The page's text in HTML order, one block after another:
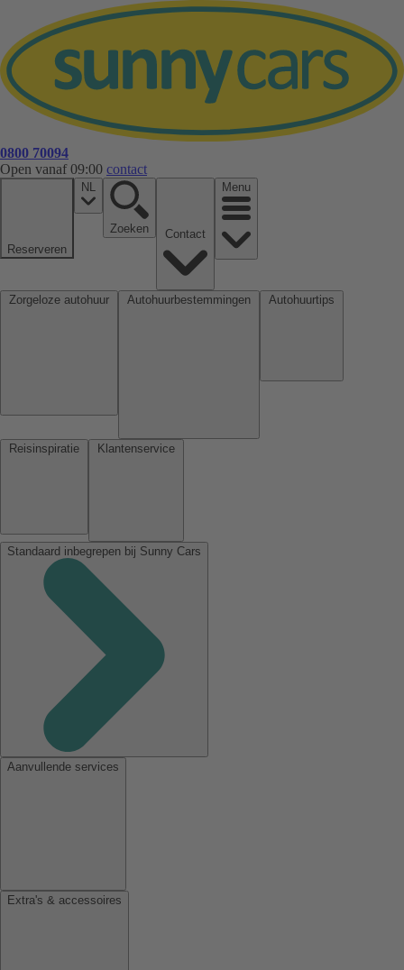
0800 70094
Open vanaf 09:00 contact
Reserveren
NL
Zoeken
Menu
Standaard inbegrepen bij Sunny Cars
Aanvullende services
Extra's & accessoires